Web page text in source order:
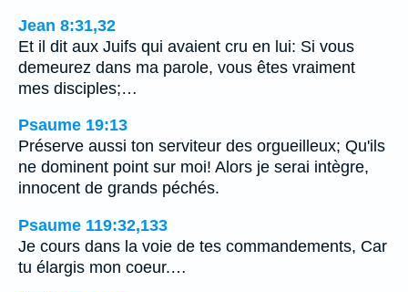
Jean 8:31,32
Et il dit aux Juifs qui avaient cru en lui: Si vous
demeurez dans ma parole, vous êtes vraiment
mes disciples;…
Psaume 19:13
Préserve aussi ton serviteur des orgueilleux; Qu'ils
ne dominent point sur moi! Alors je serai intègre,
innocent de grands péchés.
Psaume 119:32,133
Je cours dans la voie de tes commandements, Car
tu élargis mon coeur.…